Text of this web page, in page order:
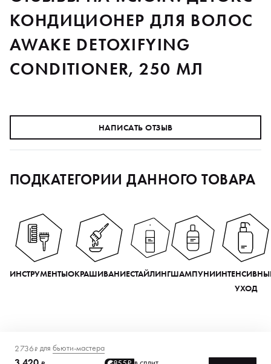
КОНДИЦИОНЕР ДЛЯ ВОЛОС
AWAKE DETOXIFYING
CONDITIONER, 250 МЛ
НАПИСАТЬ ОТЗЫВ
ПОДКАТЕГОРИИ ДАННОГО ТОВАРА
ИНСТРУМЕНТЫОКРАШИВАНИЕСТАЙЛИНГШАМПУНИ
УХОД
2 736₽ для бьюти-мастера